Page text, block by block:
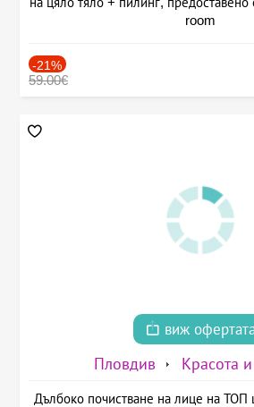
room
-21%
59.00€
виж
Пловдив Красота
Дълбоко почистване на лице на ТОП